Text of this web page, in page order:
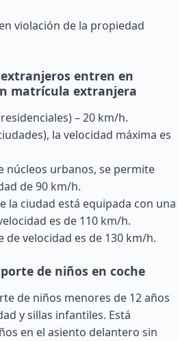
violación de la propiedad
entren en
matrícula extranjera
– 20 km/h.
la velocidad máxima es
núcleos urbanos, se permite
de 90 km/h.
la ciudad está equipada con una
es de 110 km/h.
de velocidad es de 130 km/h.
de niños en coche
de niños menores de 12 años
y sillas infantiles. Está
en el asiento delantero sin